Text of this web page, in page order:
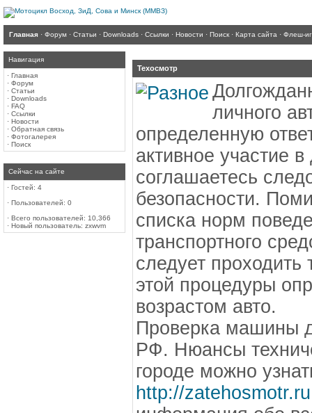
Главная · Форум · Статьи · Downloads · Ссылки · Новости · Поиск · Карта сайта · Флеш-
Навигация
· Главная
· Форум
· Статьи
· Downloads
· FAQ
· Ссылки
· Новости
· Обратная связь
· Фотогалерея
· Поиск
Сейчас на сайте
· Гостей: 4
· Пользователей: 0
· Всего пользователей: 10,366
· Новый пользователь: zxwvm
Техосмотр
личного
определенную
активное участие
соглашаетесь
безопасности.
списка норм
транспортного
следует
этой процедуры
возрастом авто.
Проверка машины
РФ. Нюансы
городе можно
http://zatehosmotr.ru